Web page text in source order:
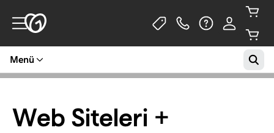
Menü
Web Siteleri +